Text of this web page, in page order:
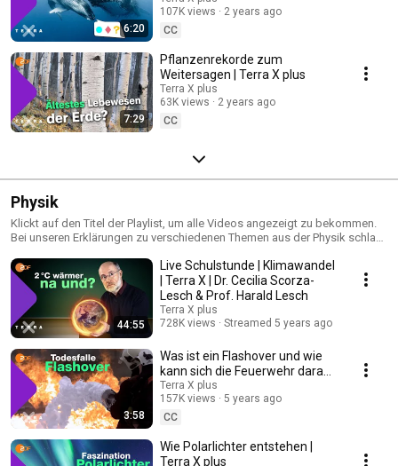
6:20
107K views
2 years ago
CC
7:29
Pflanzenrekorde zum
Weitersagen | Terra X plus
Terra X plus
63K views
2 years ago
CC
Physik
Klickt auf den Titel der Playlist, um alle Videos angezeigt zu bekommen.
Bei unseren Erklärungen zu verschiedenen Themen aus der Physik schlaft
44:55
Live Schulstunde | Klimawandel
| Terra X | Dr. Cecilia Scorza-
Lesch & Prof. Harald Lesch
Terra X plus
728K views
Streamed 5 years ago
3:58
Was ist ein Flashover und wie
kann sich die Feuerwehr darauf
vorbereiten? | Terra X plus
Terra X plus
157K views
5 years ago
CC
Wie Polarlichter entstehen |
Terra X plus